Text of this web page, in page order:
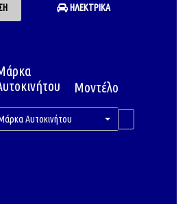
ΗΛΕΚΤΡΙΚΑ
Αυτοκινήτου
Μοντέλο